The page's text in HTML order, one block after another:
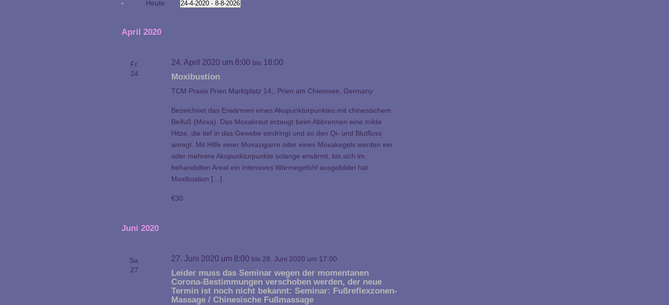
Suche
Veranstaltungen
Schlüsselwort.
Heute 24-4-2020 - 8-8-2026
April 2020
Fr.
24
24. April 2020 um 8:00 bis 18:00
Moxibustion
TCM Praxis Prien Marktplatz 14,, Prien am Chiemsee, Germany
Bezeichnet das Erwärmen eines Akupunkturpunktes mit chinesischem
Beifuß (Moxa). Das Moxakraut erzeugt beim Abbrennen eine milde
Hitze, die tief in das Gewebe eindringt und so den Qi- und Blutfluss
anregt. Mit Hilfe einer Moxazigarre oder eines Moxakegels werden ein
oder mehrere Akupunkturpunkte solange erwärmt, bis sich im
behandelten Areal ein intensives Wärmegefühl ausgebildet hat.
Moxibustion […]
€30
Juni 2020
Sa.
27
27. Juni 2020 um 8:00 bis 28. Juni 2020 um 17:00
Leider muss das Seminar wegen der momentanen
Corona-Bestimmungen verschoben werden, der neue
Termin ist noch nicht bekannt: Seminar: Fußreflexzonen-
Massage / Chinesische Fußmassage